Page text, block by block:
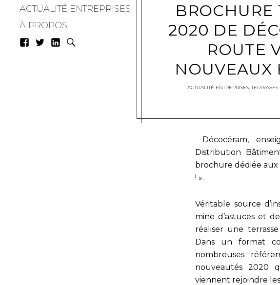
ACTUALITÉ ENTREPRISES
À PROPOS
BROCHURE
2020 DE
ROUTE
NOUVEAUX
ACTUALITÉ ENTREPRISES,TERRASSES
Décocéram,
Distribution
brochure dédiée aux
! ».
Véritable source
mine d’astuces et
réaliser une
Dans un format
nombreuses
nouveautés 2020
viennent rejoindre